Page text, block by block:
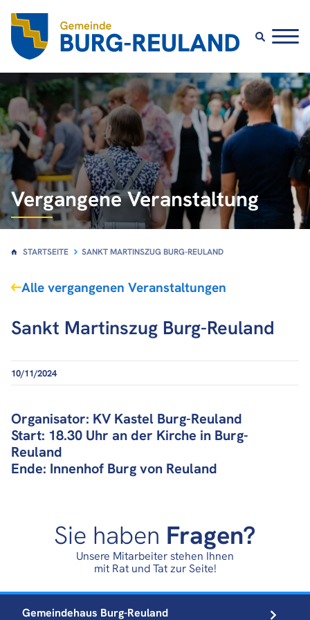
Vergangene Veranstaltung
STARTSEITE SANKT MARTINSZUG BURG-REULAND
Alle vergangenen Veranstaltungen
Sankt Martinszug Burg-Reuland
10/11/2024
Organisator: KV Kastel Burg-Reuland
Start: 18.30 Uhr an der Kirche in Burg-
Reuland
Ende: Innenhof Burg von Reuland
Sie haben Fragen?
Unsere Mitarbeiter stehen Ihnen
mit Rat und Tat zur Seite!
Gemeindehaus Burg-Reuland